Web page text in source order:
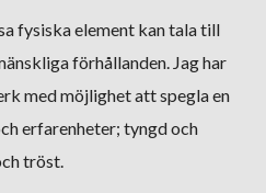
fysiska element kan tala till
förhållanden. Jag har
med möjlighet att spegla en
erfarenheter; tyngd och
tröst.